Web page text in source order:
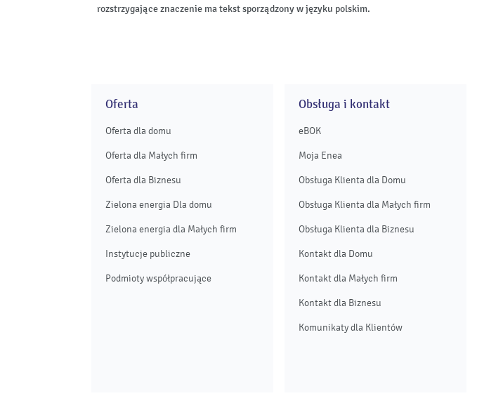
rozstrzygające znaczenie ma tekst sporządzony w języku polskim.
Oferta
Oferta dla domu
Oferta dla Małych firm
Oferta dla Biznesu
Zielona energia Dla domu
Zielona energia dla Małych firm
Instytucje publiczne
Podmioty współpracujące
Obsługa i kontakt
eBOK
Moja Enea
Obsługa Klienta dla Domu
Obsługa Klienta dla Małych firm
Obsługa Klienta dla Biznesu
Kontakt dla Domu
Kontakt dla Małych firm
Kontakt dla Biznesu
Komunikaty dla Klientów